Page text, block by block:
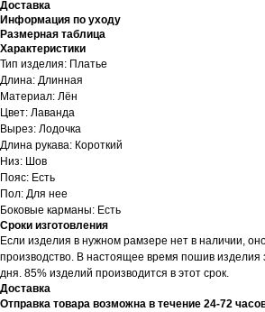
Доставка
Информация по уходу
Размерная таблица
Характеристики
Тип изделия: Платье
Длина: Длинная
Материал: Лён
Цвет: Лаванда
Вырез: Лодочка
Длина рукава: Короткий
Низ: Шов
Пояс: Есть
Пол: Для нее
Боковые карманы: Есть
Сроки изготовления
Если изделия в нужном рамзере нет в наличии,
производство. В настоящее время пошив
дня. 85% изделий производится в этот срок.
Доставка
Отправка товара возможна в течение 24-72